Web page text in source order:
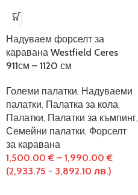
Надуваем форселт за
каравана Westfield Ceres
911см – 1120 см
Големи палатки, Надуваеми
палатки, Палатка за кола,
Палатки, Палатки за къмпинг,
Семейни палатки, Форселт
за каравана
1,500.00€ – 1,990.00€
(2,933.75 - 3,892.10 лв.)